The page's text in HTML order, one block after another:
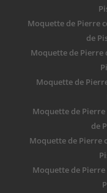
Moquette de Pierre
de
Moquette de Pierre
Moquette de
Moquette de
de
Moquette de Pierre
Moquette de